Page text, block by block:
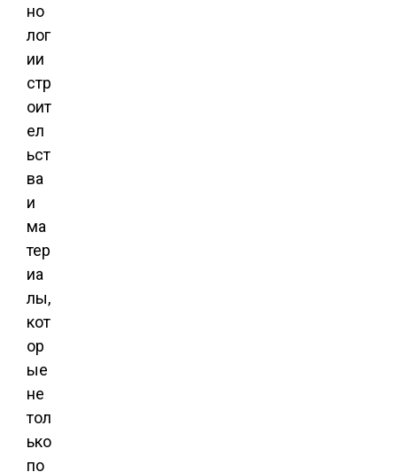
но
лог
ии
стр
оит
ел
ьст
ва
и
ма
тер
иа
лы,
кот
ор
ые
не
тол
ько
по